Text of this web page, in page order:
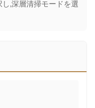
,深層清掃モードを選